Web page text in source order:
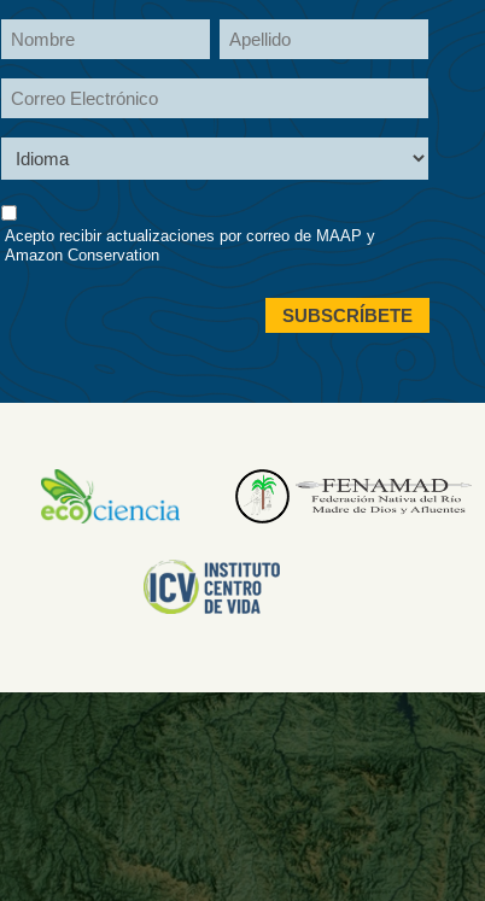
Name
Nombre Apellidos
Email
Consent
Acepto recibir actualizaciones por correo de MAAP y
Amazon Conservation